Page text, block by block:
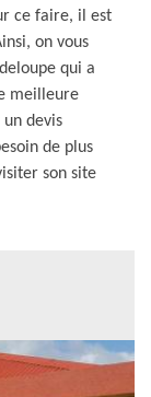
ce faire, il est
on vous
qui a
meilleure
devis
de plus
son site